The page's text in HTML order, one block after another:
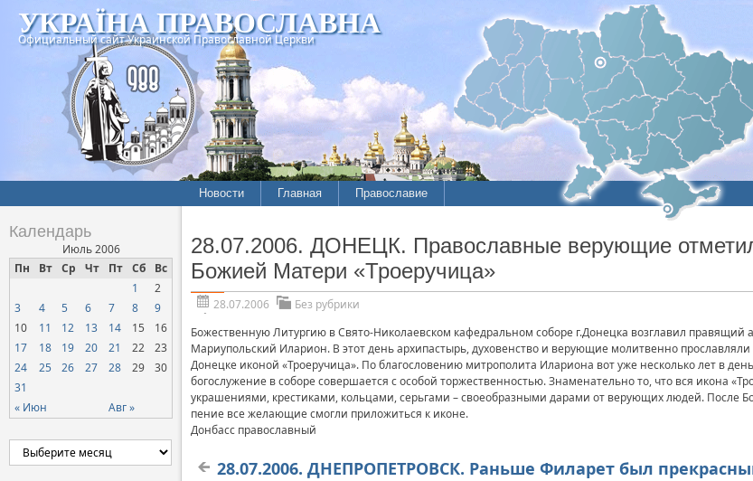
УКРАЇНА ПРАВОСЛАВНА
Официальный сайт Украинской Православной Церкви
Новости Главная Православие
Календарь
Июль 2006
Пн
Вт Ср Чт Пт Сб Вс
« Июн Авг »
1
2
3
4 5 6 7 8
9
10
11 12 13 14 15
16
17
18 19 20 21 22
23
24
25 26 27 28 29
30
31
28.07.2006. ДОНЕЦК. Православные верующие
Божией Матери «Троеручица»
28.07.2006
Без рубрики
Божественную Литургию в Свято-Николаевском кафедральном соборе г.Донецка возглавил
Мариупольский Иларион. В этот день архипастырь, духовенство и верующие молитвенно
Донецке иконой «Троеручица». По благословению митрополита Илариона вот уже несколько лет в
богослужение в соборе совершается с особой торжественностью. Знаменательно то, что вся икона
украшениями, крестиками, кольцами, серьгами – своеобразными дарами от верующих людей. После
пение все желающие смогли приложиться к иконе.
Донбасс православный
28.07.2006. ДНЕПРОПЕТРОВСК. Раньше Филарет был